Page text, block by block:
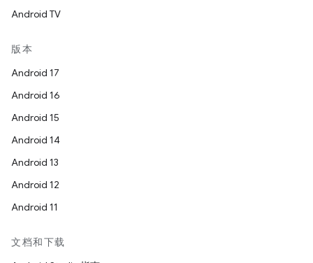
Android TV
版本
Android 17
Android 16
Android 15
Android 14
Android 13
Android 12
Android 11
文档和下载